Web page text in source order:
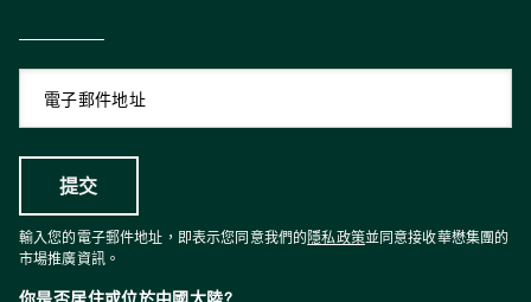
輸入您的電子郵件地址，即表示您同意我們的隱私政策並同意接收華懋集團的
市場推廣資訊。
你是否居住或位於中國大陸?